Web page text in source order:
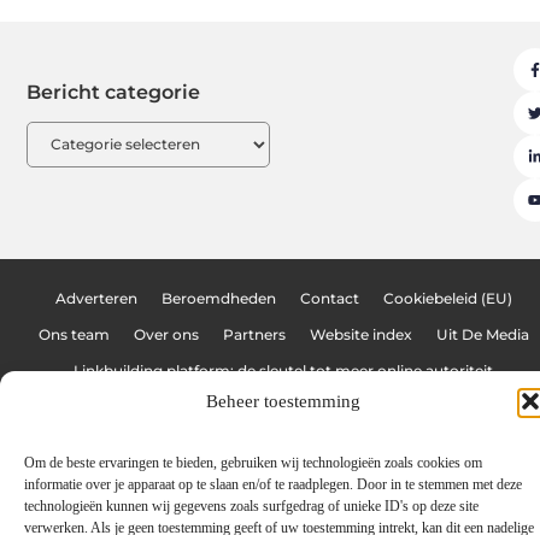
Beheer toestemming
Om de beste ervaringen te bieden, gebruiken wij technologieën zoals cookies om
informatie over je apparaat op te slaan en/of te raadplegen. Door in te stemmen met deze
technologieën kunnen wij gegevens zoals surfgedrag of unieke ID's op deze site
verwerken. Als je geen toestemming geeft of uw toestemming intrekt, kan dit een nadelige
Bericht categorie
Adverteren Beroemdheden Contact Cookiebeleid (EU)
Ons team Over ons Partners Website index Uit De Media
Linkbuilding platform: de sleutel tot meer online autoriteit
Geld verdienen met links: hoe jij jouw website omzet in een
All Rights Reserved © 2025
www.graffitiblog.be